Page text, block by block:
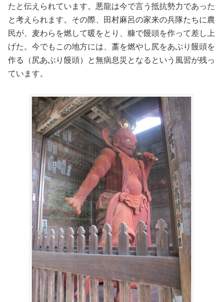
たと伝えられています。悪龍は今で言う抵抗勢力であった
と考えられます。その際、田村麻呂の家来の兵隊たちに農
民が、麦わらを燃して暖をとり、糠で饅頭を作って差し上
げた。今でもこの地方には、藁を燃やし尻をあぶり饅頭を
作る（尻あぶり饅頭）と無病息災となるという風習が残っ
ています。